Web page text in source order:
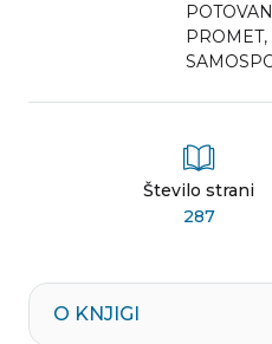
PROMET,
Število strani
287
O KNJIGI